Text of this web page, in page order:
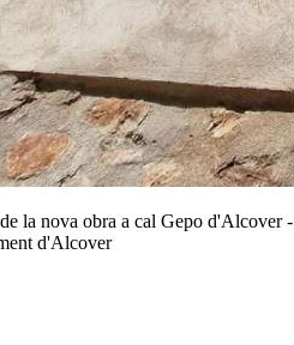
la nova obra a cal Gepo d'Alcover -
d'Alcover